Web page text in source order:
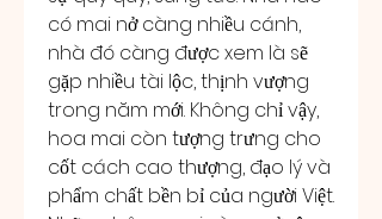
có mai nở càng nhiều cánh,
nhà đó càng được xem là sẽ
gặp nhiều tài lộc, thịnh vượng
trong năm mới. Không chỉ vậy,
hoa mai còn tượng trưng cho
cốt cách cao thượng, đạo lý và
phẩm chất bền bỉ của người Việt.